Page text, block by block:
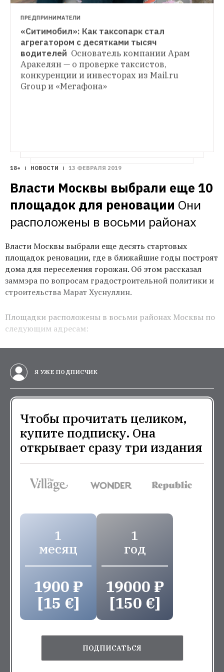
ПРЕДПРИНИМАТЕЛИ
«Ситимобил»: Как таксопарк стал
агрегатором с десятками тысяч
водителей Основатель компании Арам
Аракелян — о проверке таксистов,
конкуренции и инвесторах из Mail.ru
Group и «Мегафона»
18+ НОВОСТИ 13 ФЕВРАЛЯ 2019
Власти Москвы выбрали еще 10
площадок для реновации Они
расположены в восьми районах
Власти Москвы выбрали еще десять стартовых
площадок реновации, где в ближайшие годы построят
дома для переселения горожан. Об этом рассказал
заммэра по вопросам градостроительной политики и
строительства Марат Хуснуллин.
Площадки расположены в восьми районах Москвы по
следующим адресам:
Я УЖЕ ПОДПИСЧИК
Чтобы прочитать целиком,
купите подписку. Она
открывает сразу три издания
1
месяц
1900 ₽
[15 €]
1
год
19000 ₽
[150 €]
ПОДПИСАТЬСЯ